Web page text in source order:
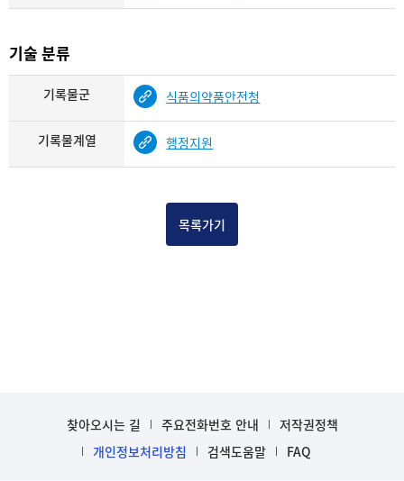
기술 분류
기록물군 식품의약품안전청
기록물계열 행정지원
목록가기
찾아오시는 길 주요전화번호 안내
저작권정책
개인정보처리방침
검색도움말 FAQ